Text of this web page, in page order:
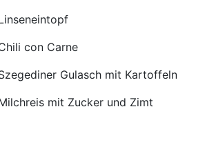
Carne
Gulasch mit Kartoffeln
mit Zucker und Zimt